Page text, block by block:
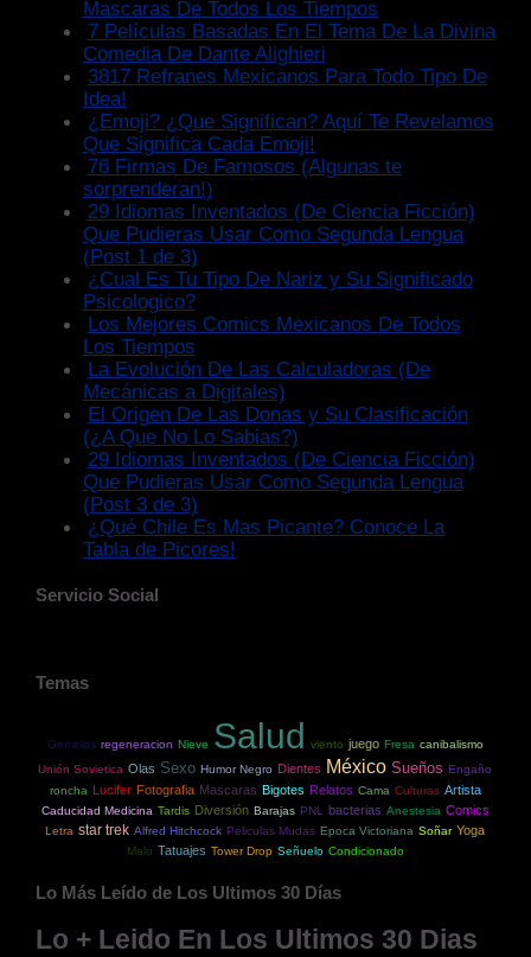
Mascaras De Todos Los Tiempos
7 Películas Basadas En El Tema De La Divina
Comedia De Dante Alighieri
3817 Refranes Mexicanos Para Todo Tipo De
Idea!
¿Emoji? ¿Que Significan? Aquí Te Revelamos
Que Significa Cada Emoji!
76 Firmas De Famosos (Algunas te
sorprenderan!)
29 Idiomas Inventados (De Ciencia Ficción)
Que Pudieras Usar Como Segunda Lengua
(Post 1 de 3)
¿Cual Es Tu Tipo De Nariz y Su Significado
Psicologico?
Los Mejores Comics Mexicanos De Todos
Los Tiempos
La Evolución De Las Calculadoras (De
Mecánicas a Digitales)
El Origen De Las Donas y Su Clasificación
(¿A Que No Lo Sabias?)
29 Idiomas Inventados (De Ciencia Ficción)
Que Pudieras Usar Como Segunda Lengua
(Post 3 de 3)
¿Qué Chile Es Mas Picante? Conoce La
Tabla de Picores!
Servicio Social
Temas
Gemelos regeneracion Nieve Salud viento juego Fresa canibalismo
Unión Sovietica Olas Sexo Humor Negro Dientes México Sueños Engaño
roncha Lucifer Fotografia Mascaras Bigotes Relatos Cama Culturas Artista
Caducidad Medicina Tardis Diversión Barajas PNL bacterias Anestesia Comics
Letra star trek Alfred Hitchcock Peliculas Mudas Epoca Victoriana Soñar Yoga
Malo Tatuajes Tower Drop Señuelo Condicionado
Lo Más Leído de Los Ultimos 30 Días
Lo + Leido En Los Ultimos 30 Dias